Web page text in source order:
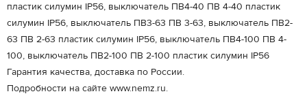
пластик силумин IP56, выключатель ПВ4-40 ПВ 4-40 пластик
силумин IP56, выключатель ПВ3-63 ПВ 3-63, выключатель ПВ2-
63 ПВ 2-63 пластик силумин IP56, выключатель ПВ4-100 ПВ 4-
100, выключатель ПВ2-100 ПВ 2-100 пластик силумин IP56
Гарантия качества, доставка по России.
Подробности на сайте www.nemz.ru.